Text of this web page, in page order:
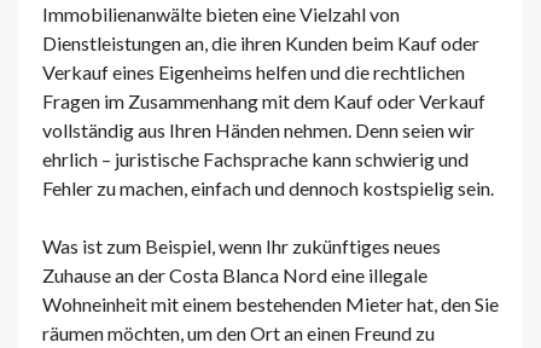
Immobilienanwälte bieten eine Vielzahl von
Dienstleistungen an, die ihren Kunden beim Kauf oder
Verkauf eines Eigenheims helfen und die rechtlichen
Fragen im Zusammenhang mit dem Kauf oder Verkauf
vollständig aus Ihren Händen nehmen. Denn seien wir
ehrlich – juristische Fachsprache kann schwierig und
Fehler zu machen, einfach und dennoch kostspielig sein.
Was ist zum Beispiel, wenn Ihr zukünftiges neues
Zuhause an der Costa Blanca Nord eine illegale
Wohneinheit mit einem bestehenden Mieter hat, den Sie
räumen möchten, um den Ort an einen Freund zu